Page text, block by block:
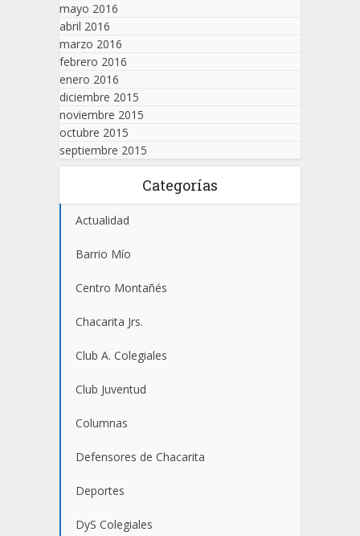
mayo 2016
abril 2016
marzo 2016
febrero 2016
enero 2016
diciembre 2015
noviembre 2015
octubre 2015
septiembre 2015
Categorías
Actualidad
Barrio Mío
Centro Montañés
Chacarita Jrs.
Club A. Colegiales
Club Juventud
Columnas
Defensores de Chacarita
Deportes
DyS Colegiales